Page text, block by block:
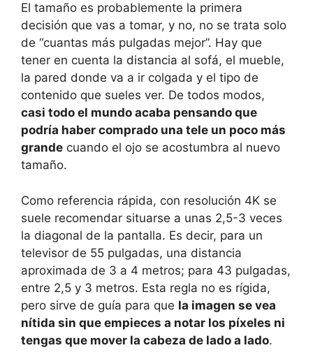
El tamaño es probablemente la primera
decisión que vas a tomar, y no, no se trata solo
de “cuantas más pulgadas mejor”. Hay que
tener en cuenta la distancia al sofá, el mueble,
la pared donde va a ir colgada y el tipo de
contenido que sueles ver. De todos modos,
casi todo el mundo acaba pensando que
podría haber comprado una tele un poco más
grande cuando el ojo se acostumbra al nuevo
tamaño.
Como referencia rápida, con resolución 4K se
suele recomendar situarse a unas 2,5-3 veces
la diagonal de la pantalla. Es decir, para un
televisor de 55 pulgadas, una distancia
aproximada de 3 a 4 metros; para 43 pulgadas,
entre 2,5 y 3 metros. Esta regla no es rígida,
pero sirve de guía para que la imagen se vea
nítida sin que empieces a notar los píxeles ni
tengas que mover la cabeza de lado a lado.